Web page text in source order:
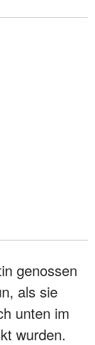
genossen
als sie
unten im
wurden.